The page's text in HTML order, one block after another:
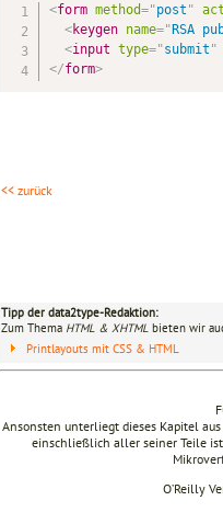
<form method="post "
<keygen name=" RSA
<input type="submit "
</form>
<< zurück
Tipp der data2type-Redaktion:
Zum Thema HTML & XHTML bieten wir
Printlayouts mit CSS & HTML
Ansonsten unterliegt dieses Kapitel
einschließlich aller seiner Teile
O’Reilly